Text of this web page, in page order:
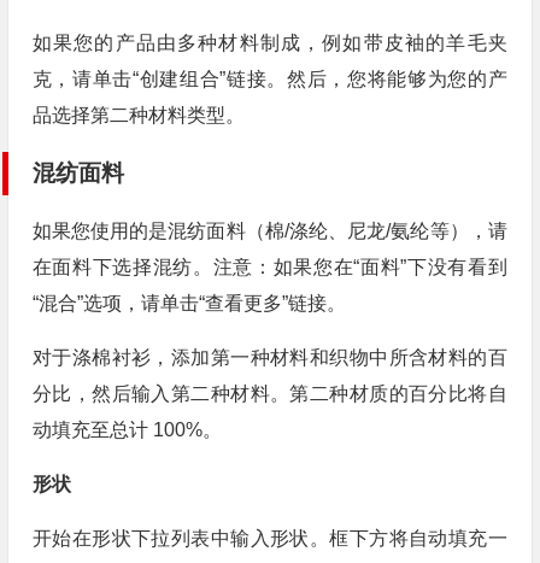
如果您的产品由多种材料制成，例如带皮袖的羊毛夹
克，请单击“创建组合”链接。然后，您将能够为您的产
品选择第二种材料类型。
混纺面料
如果您使用的是混纺面料（棉/涤纶、尼龙/氨纶等），请
在面料下选择混纺。注意：如果您在“面料”下没有看到
“混合”选项，请单击“查看更多”链接。
对于涤棉衬衫，添加第一种材料和织物中所含材料的百
分比，然后输入第二种材料。第二种材质的百分比将自
动填充至总计 100%。
形状
开始在形状下拉列表中输入形状。框下方将自动填充一